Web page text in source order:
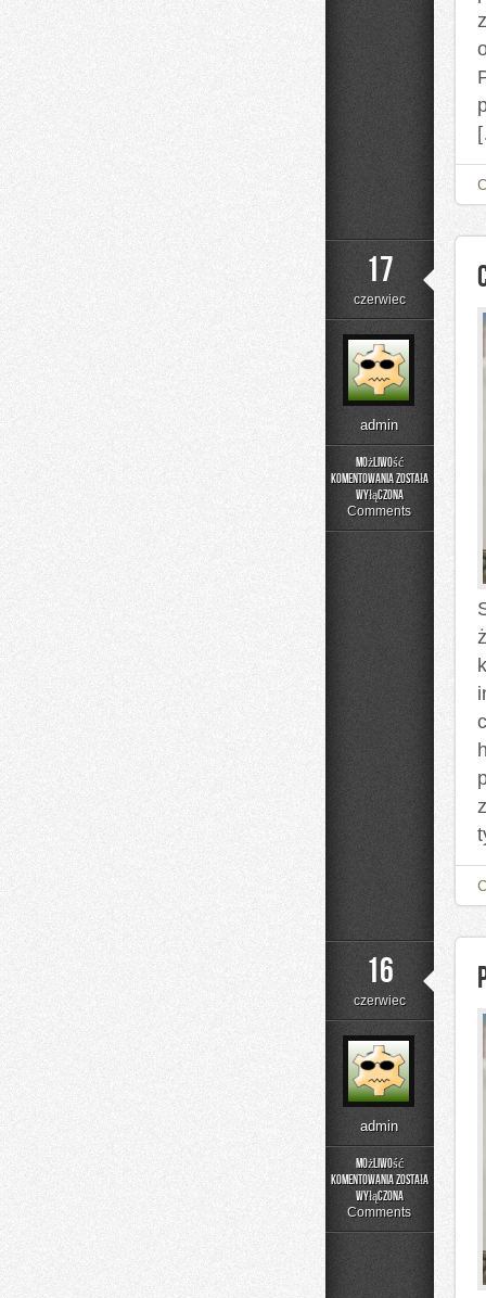
17
czerwiec
admin
Możliwość
komentowania
Czytelnicze
Artykuły
została
wyłączona
Comments
16
czerwiec
admin
Możliwość
komentowania
Poradniki
Użytkownika
została
wyłączona
Comments